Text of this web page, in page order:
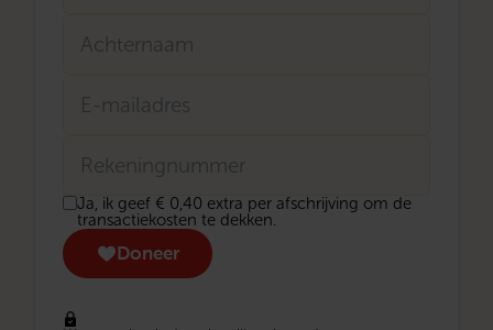
mailadres
Donatie
transactiekosten
eenmalig
Ja, ik geef € 0,40 extra per afschrijving om de
transactiekosten te dekken.
Doneer